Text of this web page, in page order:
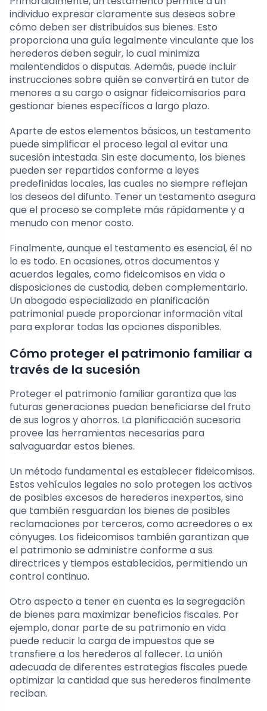
individuo expresar claramente sus deseos sobre
cómo deben ser distribuidos sus bienes. Esto
proporciona una guía legalmente vinculante que los
herederos deben seguir, lo cual minimiza
malentendidos o disputas. Además, puede incluir
instrucciones sobre quién se convertirá en tutor de
menores a su cargo o asignar fideicomisarios para
gestionar bienes específicos a largo plazo.
Aparte de estos elementos básicos, un testamento
puede simplificar el proceso legal al evitar una
sucesión intestada. Sin este documento, los bienes
pueden ser repartidos conforme a leyes
predefinidas locales, las cuales no siempre reflejan
los deseos del difunto. Tener un testamento asegura
que el proceso se complete más rápidamente y a
menudo con menor costo.
Finalmente, aunque el testamento es esencial, él no
lo es todo. En ocasiones, otros documentos y
acuerdos legales, como fideicomisos en vida o
disposiciones de custodia, deben complementarlo.
Un abogado especializado en planificación
patrimonial puede proporcionar información vital
para explorar todas las opciones disponibles.
Cómo proteger el patrimonio familiar a
través de la sucesión
Proteger el patrimonio familiar garantiza que las
futuras generaciones puedan beneficiarse del fruto
de sus logros y ahorros. La planificación sucesoria
provee las herramientas necesarias para
salvaguardar estos bienes.
Un método fundamental es establecer fideicomisos.
Estos vehículos legales no solo protegen los activos
de posibles excesos de herederos inexpertos, sino
que también resguardan los bienes de posibles
reclamaciones por terceros, como acreedores o ex
cónyuges. Los fideicomisos también garantizan que
el patrimonio se administre conforme a sus
directrices y tiempos establecidos, permitiendo un
control continuo.
Otro aspecto a tener en cuenta es la segregación
de bienes para maximizar beneficios fiscales. Por
ejemplo, donar parte de su patrimonio en vida
puede reducir la carga de impuestos que se
transfiere a los herederos al fallecer. La unión
adecuada de diferentes estrategias fiscales puede
optimizar la cantidad que sus herederos finalmente
reciban.